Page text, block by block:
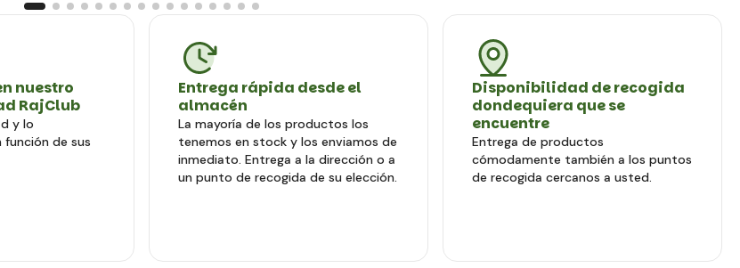
nuestro
RajClub
y lo
de sus
Entrega rápida desde el
almacén
La mayoría de los productos los
tenemos en stock y los enviamos de
inmediato. Entrega a la dirección o a
un punto de recogida de su elección.
Disponibilidad de recogida
dondequiera que se
encuentre
Entrega de productos
cómodamente también a los puntos
de recogida cercanos a usted.